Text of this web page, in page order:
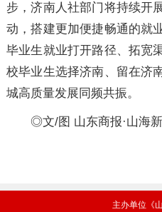
步，济南人社部门将持续开
动，搭建更加便捷畅通的就
毕业生就业打开路径、拓宽
校毕业生选择济南、留在济
城高质量发展同频共振。
◎文/图 山东商报·山海
主办单位《